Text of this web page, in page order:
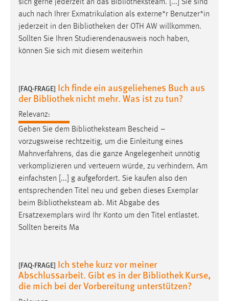
sich gerne jederzeit an das Bibliotheksteam. [...] Sie sind
auch nach Ihrer Exmatrikulation als externe*r Benutzer*in
jederzeit in den Bibliotheken der OTH AW willkommen.
Sollten Sie Ihren Studierendenausweis noch haben,
können Sie sich mit diesem weiterhin
[FAQ-FRAGE] Ich finde ein ausgeliehenes Buch aus
der Bibliothek nicht mehr. Was ist zu tun?
Relevanz:
Geben Sie dem Bibliotheksteam Bescheid –
vorzugsweise rechtzeitig, um die Einleitung eines
Mahnverfahrens, das die ganze Angelegenheit unnötig
verkomplizieren und verteuern würde, zu verhindern. Am
einfachsten [...] g aufgefordert. Sie kaufen also den
entsprechenden Titel neu und geben dieses Exemplar
beim Bibliotheksteam ab. Mit Abgabe des
Ersatzexemplars wird Ihr Konto um den Titel entlastet.
Sollten bereits Ma
[FAQ-FRAGE] Ich stehe kurz vor meiner
Abschlussarbeit. Gibt es in der Bibliothek Kurse,
die mich bei der Vorbereitung unterstützen?